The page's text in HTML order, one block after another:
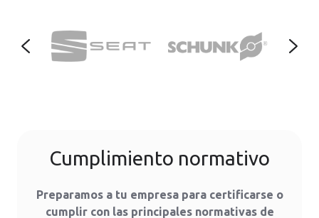
Cumplimiento normativo
Preparamos a tu empresa para certificarse o
cumplir con las principales normativas de